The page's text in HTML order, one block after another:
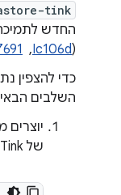
tink
החדש
‫(
Ic106d
, ‏
השלבים
של Tink: